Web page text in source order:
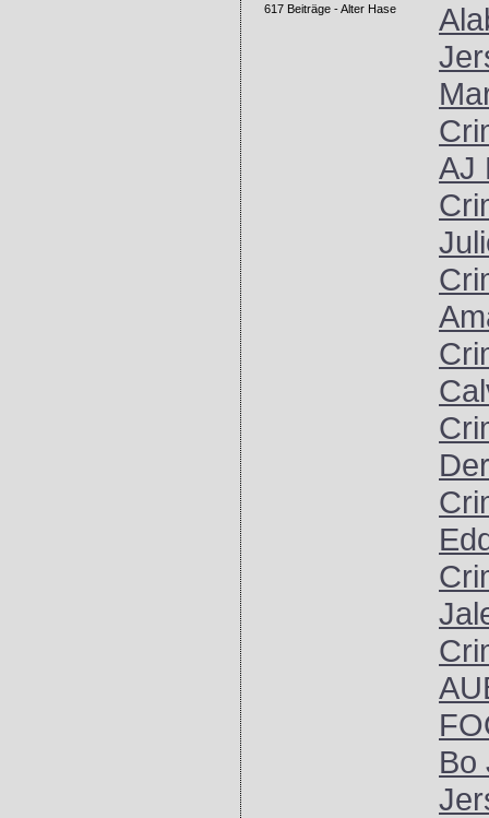
617 Beiträge - Alter Hase
AJ
Bo